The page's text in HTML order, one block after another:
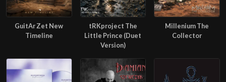
GuitAr Zet New
Timeline
tRKproject The
Little Prince (Duet
Version)
Millenium The
Collector